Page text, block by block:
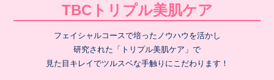
TBCトリプル美肌ケア
フェイシャルコースで培ったノウハウを活かし
研究された「トリプル美肌ケア」で
見た目キレイでツルスベな手触りにこだわります！